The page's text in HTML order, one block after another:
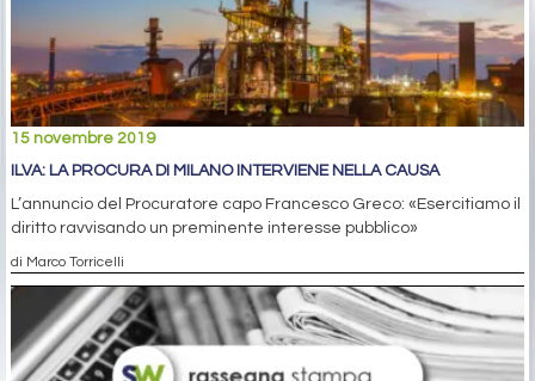
15 novembre 2019
ILVA: LA PROCURA DI MILANO INTERVIENE NELLA CAUSA
L’annuncio del Procuratore capo Francesco Greco: «Esercitiamo il
diritto ravvisando un preminente interesse pubblico»
di Marco Torricelli